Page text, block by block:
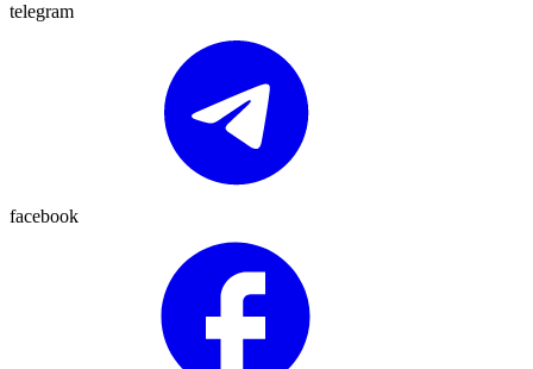
telegram
facebook